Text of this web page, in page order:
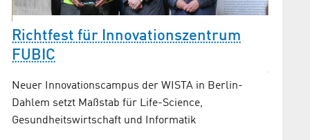
Richtfest für Innovationszentrum
FUBIC
Neuer Innovationscampus der WISTA in Berlin-
Dahlem setzt Maßstab für Life-Science,
Gesundheitswirtschaft und Informatik